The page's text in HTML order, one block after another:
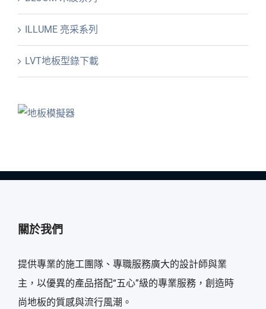
ILLUME 亮采系列
LVT地板型錄下載
關於我們
提供專業的施工團隊、專職服務廣大的設計師與業
主，以優異的產品搭配“五心”級的專業服務，創造時
尚地板的質感與流行風潮。